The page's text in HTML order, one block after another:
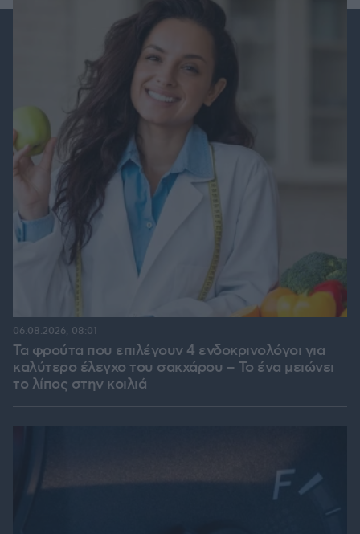
Τα φρούτα που επιλέγουν 4 ενδοκρινολόγοι για
καλύτερο έλεγχο του σακχάρου – Το ένα μειώνει
το λίπος στην κοιλιά
06.08.2026, 08:01